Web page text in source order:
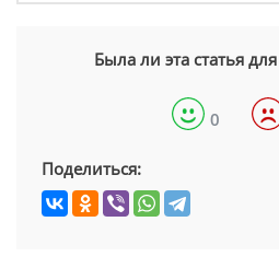
Была ли эта статья
0
Поделиться: